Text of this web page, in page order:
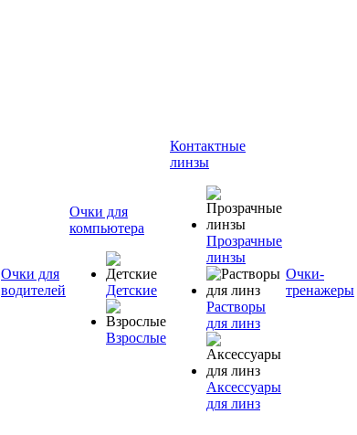
Очки для
водителей
Очки для
компьютера
Детские
Взрослые
Контактные
линзы
Прозрачные
линзы
Растворы
для линз
Аксессуары
для линз
Очки-
тренажеры